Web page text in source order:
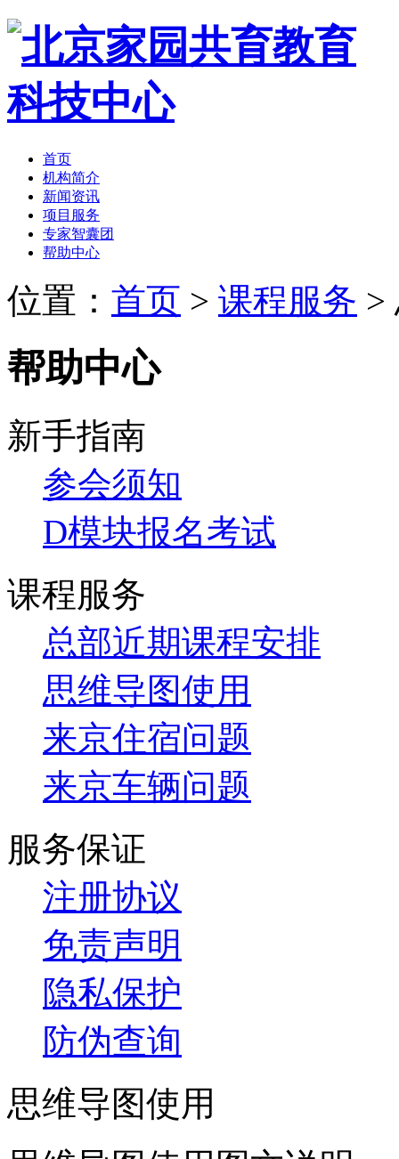
首页
机构简介
新闻资讯
项目服务
专家智囊团
帮助中心
位置： 首页 > 课程服务 >
帮助中心
新手指南
参会须知
D模块报名考试
课程服务
总部近期课程安排
思维导图使用
来京住宿问题
来京车辆问题
服务保证
注册协议
免责声明
隐私保护
防伪查询
思维导图使用